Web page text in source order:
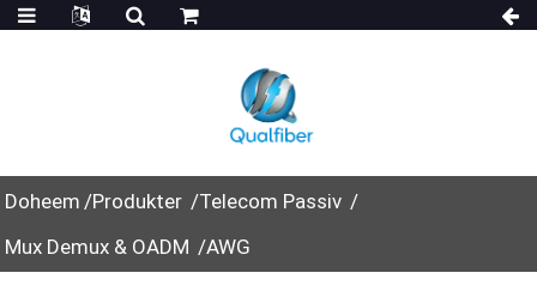
Doheem Produkter
Telecom Passiv
Mux Demux & OADM
AWG